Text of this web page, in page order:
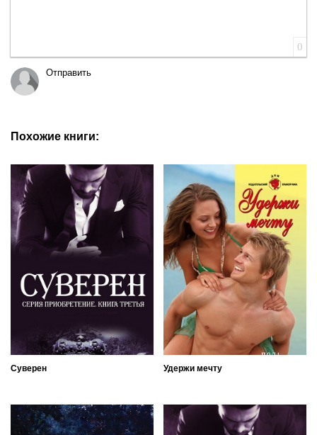
0
Отправить
Похожие книги:
Суверен Удержи мечту